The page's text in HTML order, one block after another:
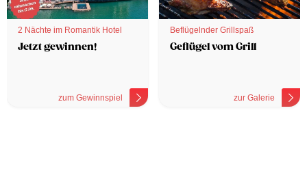
2 Nächte im Romantik Hotel
Jetzt gewinnen!
zum Gewinnspiel
Beflügelnder Grillspaß
Geflügel vom Grill
zur Galerie